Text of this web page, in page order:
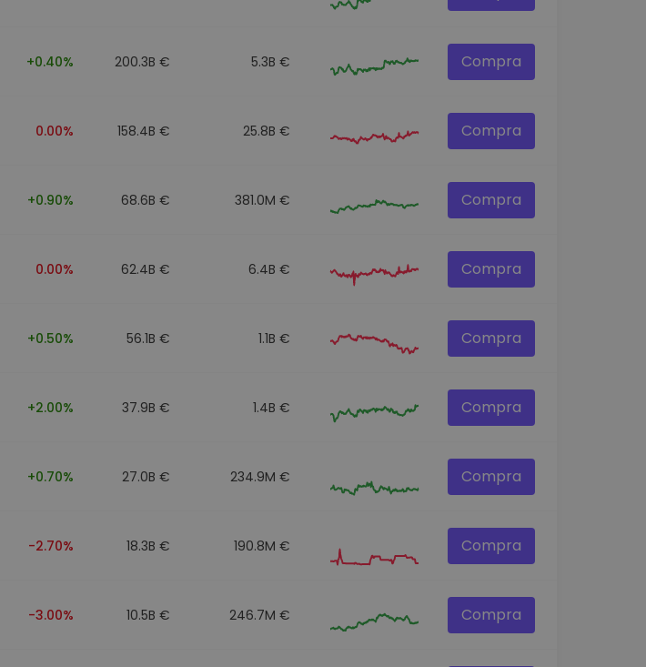
+0.40% 200.3B € 5.3B € Compra
0.00% 158.4B € 25.8B € Compra
+0.90% 68.6B € 381.0M € Compra
0.00% 62.4B € 6.4B € Compra
+0.50% 56.1B € 1.1B € Compra
+2.00% 37.9B € 1.4B € Compra
+0.70% 27.0B € 234.9M € Compra
-2.70% 18.3B € 190.8M € Compra
-3.00% 10.5B € 246.7M € Compra